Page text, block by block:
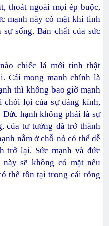
thoát ngoài mọi ép buộc,
mạnh này có mặt khi tình
sống. Bản chất của sức
chiếc lá mới tinh thật
Cái mong manh chính là
thì không bao giờ mạnh
chói lọi của sự đáng kính,
hạnh không phải là sự
của tư tưởng đã trở thành
nằm ở chỗ nó có thể dễ
trở lại. Sức mạnh và đức
sẽ không có mặt nếu
thể tồn tại trong cái rỗng